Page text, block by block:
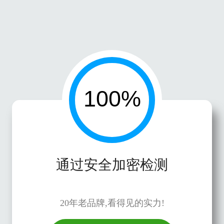
通过安全加密检测
20年老品牌,看得见的实力!